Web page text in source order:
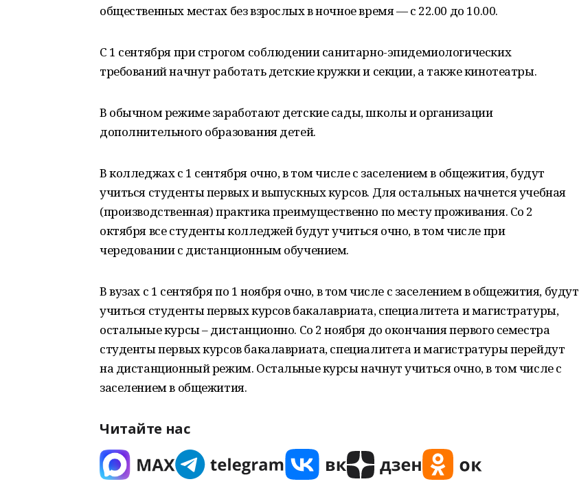
общественных местах без взрослых в ночное время — с 22.00 до 10.00.
С 1 сентября при строгом соблюдении санитарно-эпидемиологических
требований начнут работать детские кружки и секции, а также кинотеатры.
В обычном режиме заработают детские сады, школы и организации
дополнительного образования детей.
В колледжах с 1 сентября очно, в том числе с заселением в общежития, будут
учиться студенты первых и выпускных курсов. Для остальных начнется учебная
(производственная) практика преимущественно по месту проживания. Со 2
октября все студенты колледжей будут учиться очно, в том числе при
чередовании с дистанционным обучением.
В вузах с 1 сентября по 1 ноября очно, в том числе с заселением в общежития, будут
учиться студенты первых курсов бакалавриата, специалитета и магистратуры,
остальные курсы – дистанционно. Со 2 ноября до окончания первого семестра
студенты первых курсов бакалавриата, специалитета и магистратуры перейдут
на дистанционный режим. Остальные курсы начнут учиться очно, в том числе с
заселением в общежития.
Читайте нас